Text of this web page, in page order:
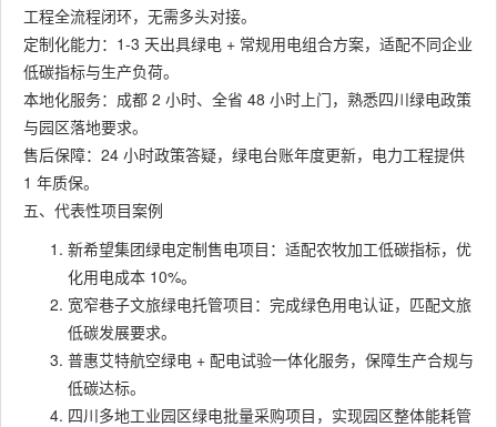
工程全流程闭环，无需多头对接。
定制化能力：1-3 天出具绿电 + 常规用电组合方案，适配不同企业
低碳指标与生产负荷。
本地化服务：成都 2 小时、全省 48 小时上门，熟悉四川绿电政策
与园区落地要求。
售后保障：24 小时政策答疑，绿电台账年度更新，电力工程提供
1 年质保。
五、代表性项目案例
新希望集团绿电定制售电项目：适配农牧加工低碳指标，优
化用电成本 10%。
宽窄巷子文旅绿电托管项目：完成绿色用电认证，匹配文旅
低碳发展要求。
普惠艾特航空绿电 + 配电试验一体化服务，保障生产合规与
低碳达标。
四川多地工业园区绿电批量采购项目，实现园区整体能耗管